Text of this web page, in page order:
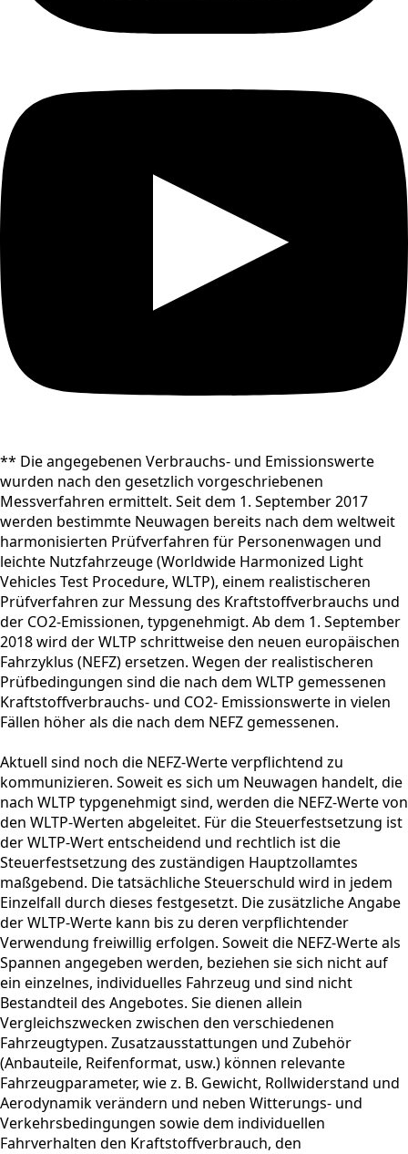
** Die angegebenen Verbrauchs- und Emissionswerte
wurden nach den gesetzlich vorgeschriebenen
Messverfahren ermittelt. Seit dem 1. September 2017
werden bestimmte Neuwagen bereits nach dem weltweit
harmonisierten Prüfverfahren für Personenwagen und
leichte Nutzfahrzeuge (Worldwide Harmonized Light
Vehicles Test Procedure, WLTP), einem realistischeren
Prüfverfahren zur Messung des Kraftstoffverbrauchs und
der CO2-Emissionen, typgenehmigt. Ab dem 1. September
2018 wird der WLTP schrittweise den neuen europäischen
Fahrzyklus (NEFZ) ersetzen. Wegen der realistischeren
Prüfbedingungen sind die nach dem WLTP gemessenen
Kraftstoffverbrauchs- und CO2- Emissionswerte in vielen
Fällen höher als die nach dem NEFZ gemessenen.
Aktuell sind noch die NEFZ-Werte verpflichtend zu
kommunizieren. Soweit es sich um Neuwagen handelt, die
nach WLTP typgenehmigt sind, werden die NEFZ-Werte von
den WLTP-Werten abgeleitet. Für die Steuerfestsetzung ist
der WLTP-Wert entscheidend und rechtlich ist die
Steuerfestsetzung des zuständigen Hauptzollamtes
maßgebend. Die tatsächliche Steuerschuld wird in jedem
Einzelfall durch dieses festgesetzt. Die zusätzliche Angabe
der WLTP-Werte kann bis zu deren verpflichtender
Verwendung freiwillig erfolgen. Soweit die NEFZ-Werte als
Spannen angegeben werden, beziehen sie sich nicht auf
ein einzelnes, individuelles Fahrzeug und sind nicht
Bestandteil des Angebotes. Sie dienen allein
Vergleichszwecken zwischen den verschiedenen
Fahrzeugtypen. Zusatzausstattungen und Zubehör
(Anbauteile, Reifenformat, usw.) können relevante
Fahrzeugparameter, wie z. B. Gewicht, Rollwiderstand und
Aerodynamik verändern und neben Witterungs- und
Verkehrsbedingungen sowie dem individuellen
Fahrverhalten den Kraftstoffverbrauch, den